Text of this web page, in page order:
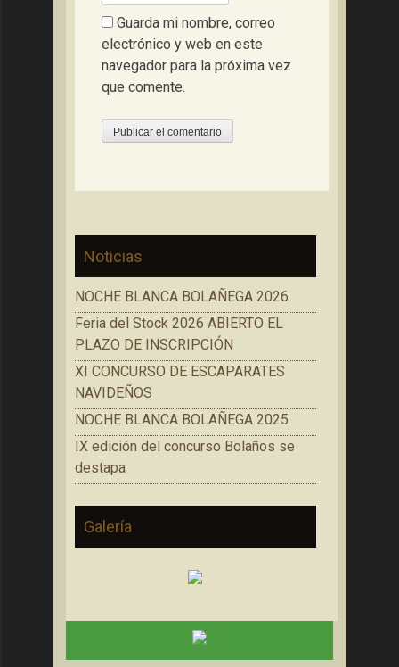
Guarda mi nombre, correo
electrónico y web en este
navegador para la próxima vez
que comente.
Noticias
NOCHE BLANCA BOLAÑEGA 2026
Feria del Stock 2026 ABIERTO EL
PLAZO DE INSCRIPCIÓN
XI CONCURSO DE ESCAPARATES
NAVIDEÑOS
NOCHE BLANCA BOLAÑEGA 2025
IX edición del concurso Bolaños se
destapa
Galería